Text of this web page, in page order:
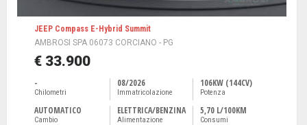
JEEP Compass E-Hybrid Summit
AMBROSI SPA 06073 CORCIANO - PG
€ 33.900
-
Chilometri
08/2026
Immatricolazione
106KW (144CV)
Potenza
AUTOMATICO
Cambio
ELETTRICA/BENZINA
Alimentazione
5,70 L/100KM
Consumi